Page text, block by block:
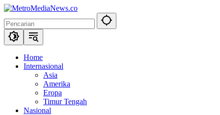
Langsung
konten
Home
Internasional
Asia
Amerika
Eropa
Timur Tengah
Nasional